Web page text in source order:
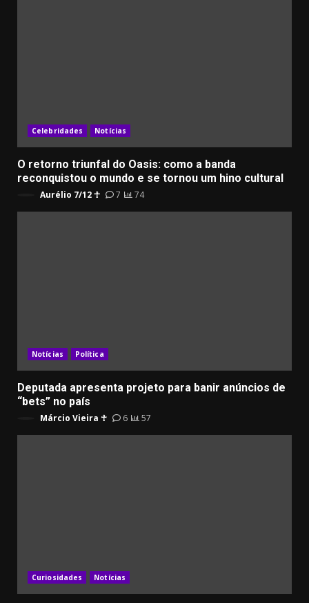
Celebridades Notícias
O retorno triunfal do Oasis: como a banda
reconquistou o mundo e se tornou um hino cultural
Aurélio 7/12 ☥ 7 74
Notícias Política
Deputada apresenta projeto para banir anúncios de
“bets” no país
Márcio Vieira ☥ 6 57
Curiosidades Notícias